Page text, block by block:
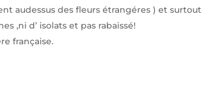
audessus des fleurs étrangéres ) et surtout
,ni d’ isolats et pas rabaissé!
française.